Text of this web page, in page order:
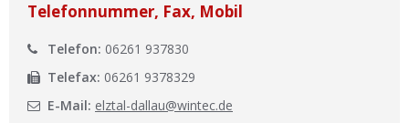
Telefonnummer, Fax, Mobil
Telefon: 06261 937830
Telefax: 06261 9378329
E-Mail: elztal-dallau@wintec.de